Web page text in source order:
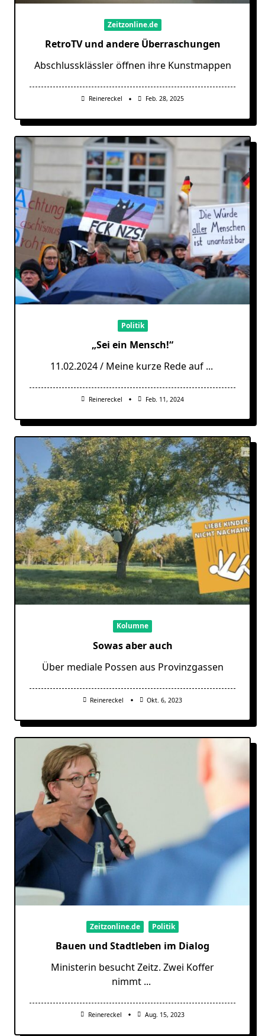
Zeitzonline.de
RetroTV und andere Überraschungen
Abschlussklässler öffnen ihre Kunstmappen
Reinereckel Feb. 28, 2025
Politik
„Sei ein Mensch!“
11.02.2024 / Meine kurze Rede auf ...
Reinereckel Feb. 11, 2024
Kolumne
Sowas aber auch
Über mediale Possen aus Provinzgassen
Reinereckel Okt. 6, 2023
Zeitzonline.de Politik
Bauen und Stadtleben im Dialog
Ministerin besucht Zeitz. Zwei Koffer
nimmt ...
Reinereckel Aug. 15, 2023